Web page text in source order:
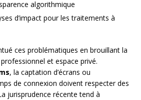
algorithmique
d’impact pour les traitements à
ces problématiques en brouillant la
et espace privé.
, la captation d’écrans ou
de connexion doivent respecter des
jurisprudence récente tend à